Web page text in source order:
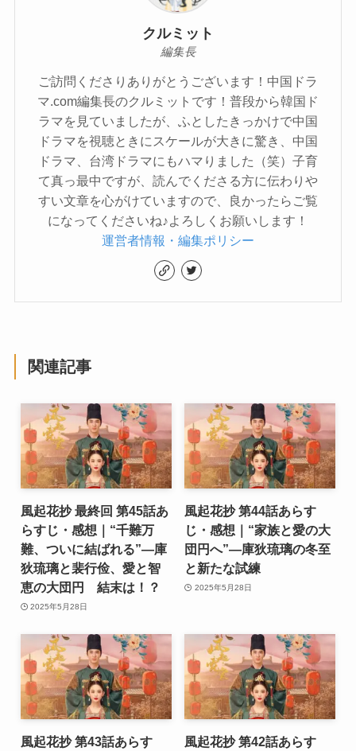
クルミット
編集長
ご訪問くださりありがとうございます！中国ドラ
マ.com編集長のクルミットです！普段から韓国ド
ラマを見ていましたが、ふとしたきっかけで中国
ドラマを視聴ときにスケールが大きに驚き、中国
ドラマ、台湾ドラマにもハマりました（笑）子育
て真っ最中ですが、読んでくださる方に伝わりや
すい文章を心がけていますので、良かったらご覧
になってくださいね♪よろしくお願いします！
運営者情報・編集ポリシー
関連記事
風起花抄 最終回 第45話あ
らすじ・感想｜“千難万
難、ついに結ばれる”―庫
狄琉璃と裴行俭、愛と智
恵の大団円 結末は！？
2025年5月28日
風起花抄 第44話あらす
じ・感想｜“家族と愛の大
団円へ”―庫狄琉璃の冬至
と新たな試練
2025年5月28日
風起花抄 第43話あらす
風起花抄 第42話あらす